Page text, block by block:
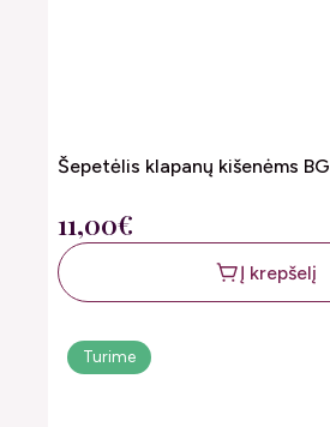
Šepetėlis klapanų kišenėms BG
11,00€
Į krepšelį
Turime